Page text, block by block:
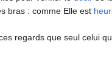
bras : comme Elle est
regards que seul celui